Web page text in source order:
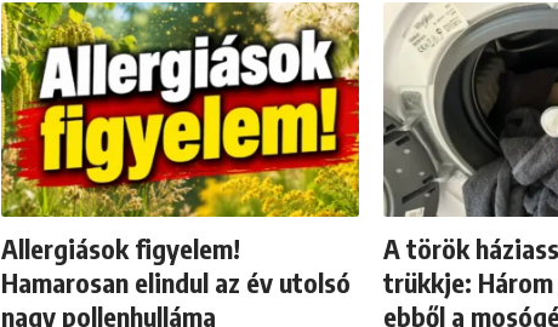
Allergiások figyelem!
Hamarosan elindul az év utolsó
nagy pollenhulláma
A török
trükkje:
ebből a